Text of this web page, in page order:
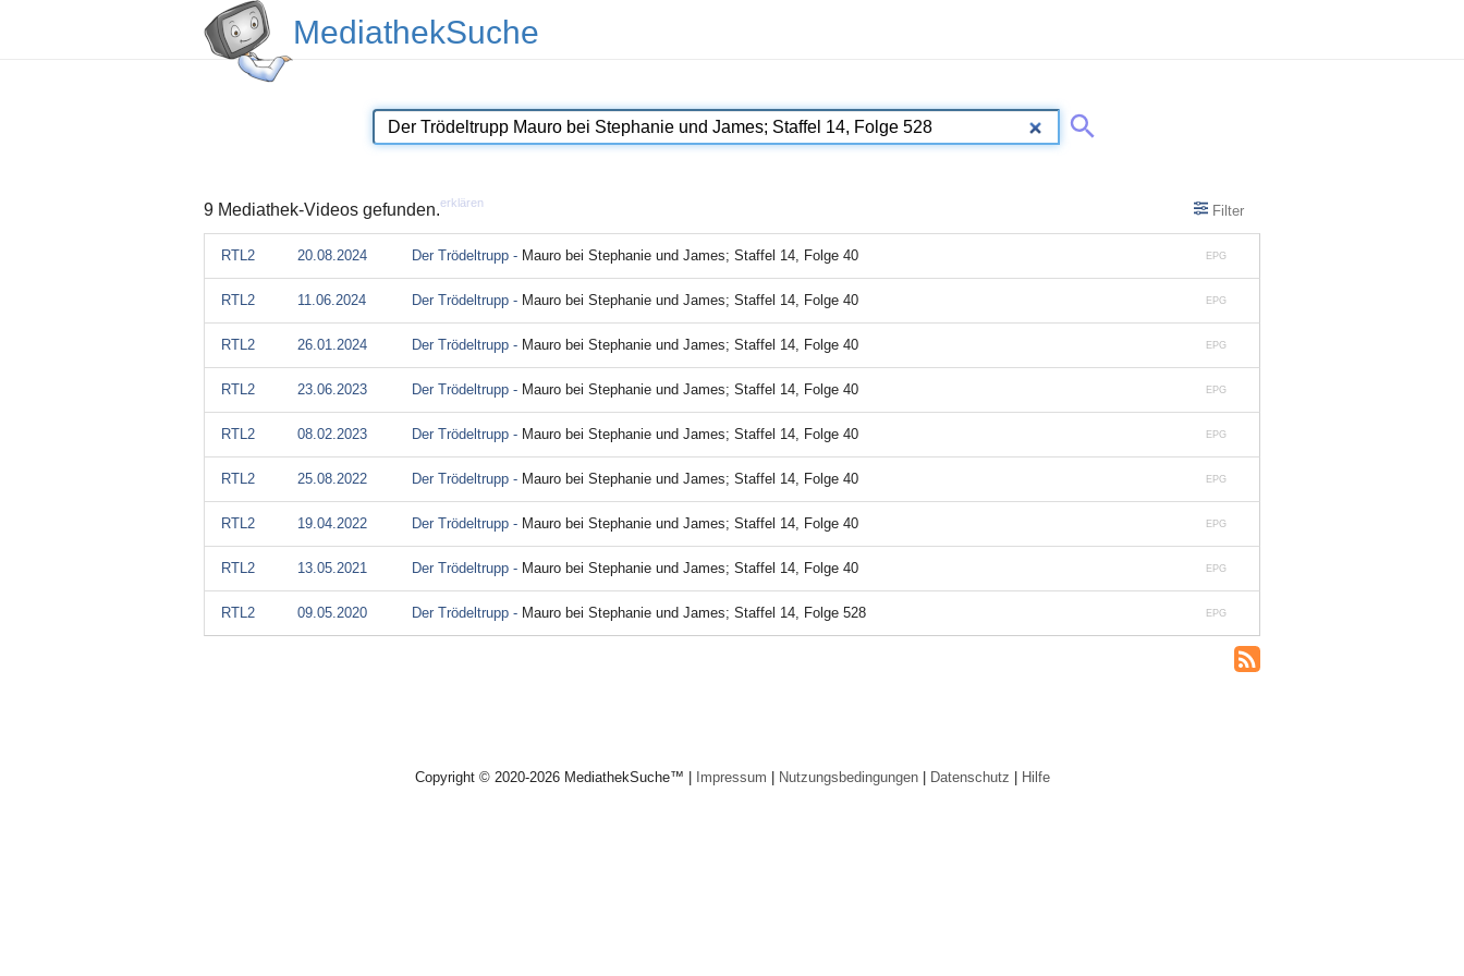
MediathekSuche
9 Mediathek-Videos gefunden.erklären Filter
EPG
RTL2 20.08.2024 Der Trödeltrupp - Mauro bei Stephanie und James; Staffel 14, Folge 40
EPG
RTL2 11.06.2024 Der Trödeltrupp - Mauro bei Stephanie und James; Staffel 14, Folge 40
EPG
RTL2 26.01.2024 Der Trödeltrupp - Mauro bei Stephanie und James; Staffel 14, Folge 40
EPG
RTL2 23.06.2023 Der Trödeltrupp - Mauro bei Stephanie und James; Staffel 14, Folge 40
EPG
RTL2 08.02.2023 Der Trödeltrupp - Mauro bei Stephanie und James; Staffel 14, Folge 40
EPG
RTL2 25.08.2022 Der Trödeltrupp - Mauro bei Stephanie und James; Staffel 14, Folge 40
EPG
RTL2 19.04.2022 Der Trödeltrupp - Mauro bei Stephanie und James; Staffel 14, Folge 40
EPG
RTL2 13.05.2021 Der Trödeltrupp - Mauro bei Stephanie und James; Staffel 14, Folge 40
EPG
RTL2 09.05.2020 Der Trödeltrupp - Mauro bei Stephanie und James; Staffel 14, Folge 528
Copyright © 2020-2026 MediathekSuche™ | Impressum | Nutzungsbedingungen| Datenschutz | Hilfe